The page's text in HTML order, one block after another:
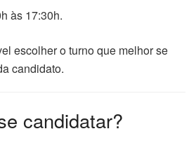
às 17:30h.
escolher o turno que melhor se
candidato.
candidatar?